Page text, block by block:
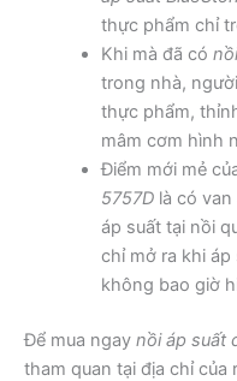
thực phẩm chỉ
Khi mà đã có
trong nhà,
thực phẩm,
mâm cơm hình
Điểm mới mẻ
5757Dlà có van
áp suất tại nồi
chỉ mở ra khi
không bao giờ
Để mua ngay nồi áp suất
tham quan tại địa chỉ